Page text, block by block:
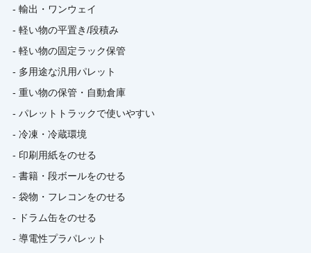
- 輸出・ワンウェイ
- 軽い物の平置き/段積み
- 軽い物の固定ラック保管
- 多用途な汎用パレット
- 重い物の保管・自動倉庫
- パレットトラックで使いやすい
- 冷凍・冷蔵環境
- 印刷用紙をのせる
- 書籍・段ボールをのせる
- 袋物・フレコンをのせる
- ドラム缶をのせる
- 導電性プラパレット